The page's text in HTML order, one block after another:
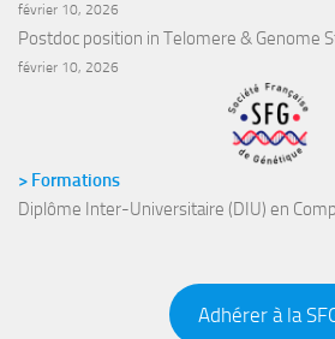
février 10, 2026
Postdoc position in Telomere & Genome
février 10, 2026
> Formations
Diplôme Inter-Universitaire (DIU) en
Adhérer à la